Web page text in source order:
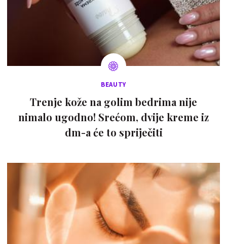
BEAUTY
Trenje kože na golim bedrima nije
nimalo ugodno! Srećom, dvije kreme iz
dm-a će to spriječiti